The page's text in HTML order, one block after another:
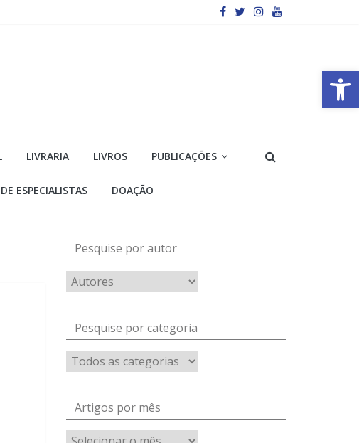
Barra de Ferramentas Aberta
LIVRARIA LIVROS PUBLICAÇÕES
ESPECIALISTAS DOAÇÃO
Pesquise por autor
Pesquise por categoria
Artigos por mês
Artigos